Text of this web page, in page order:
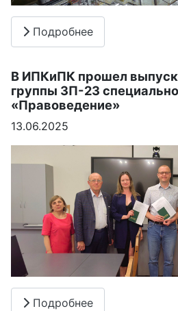
Подробнее
В ИПКиПК прошел
группы ЗП-23
«Правоведение»
13.06.2025
Подробнее